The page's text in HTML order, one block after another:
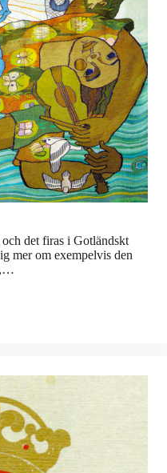
det firas i Gotländskt
mer om exempelvis den